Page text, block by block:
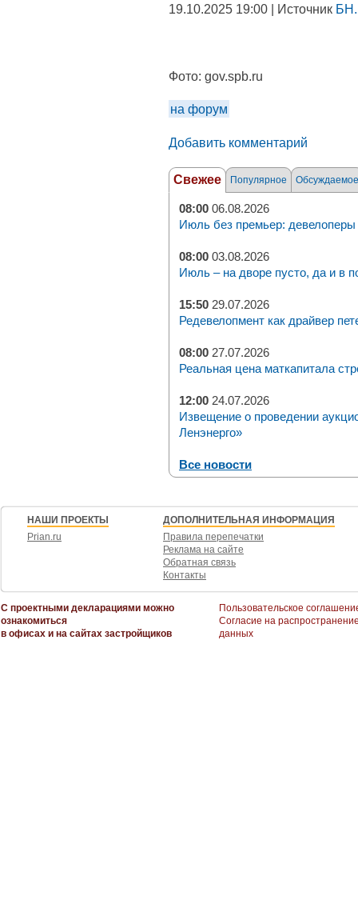
19.10.2025 19:00 | Источник
Фото: gov.spb.ru
на форум
Добавить комментарий
Свежее Популярное Обсуждаемое
08:00 06.08.2026
Июль без премьер: девелоперы
08:00 03.08.2026
Июль – на дворе пусто, да и в
15:50 29.07.2026
Редевелопмент как драйвер
08:00 27.07.2026
Реальная цена маткапитала
12:00 24.07.2026
Извещение о проведении
Ленэнерго»
Все новости
НАШИ ПРОЕКТЫ
Prian.ru
ДОПОЛНИТЕЛЬНАЯ ИНФОРМАЦИЯ
Правила перепечатки
Реклама на сайте
Обратная связь
Контакты
С проектными декларациями можно
ознакомиться
в офисах и на сайтах застройщиков
Пользовательское
Согласие на
данных